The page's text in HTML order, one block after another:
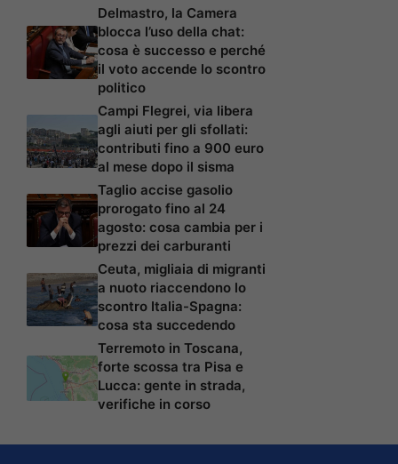
Delmastro, la Camera
blocca l’uso della chat:
cosa è successo e perché
il voto accende lo scontro
politico
Campi Flegrei, via libera
agli aiuti per gli sfollati:
contributi fino a 900 euro
al mese dopo il sisma
Taglio accise gasolio
prorogato fino al 24
agosto: cosa cambia per i
prezzi dei carburanti
Ceuta, migliaia di migranti
a nuoto riaccendono lo
scontro Italia-Spagna:
cosa sta succedendo
Terremoto in Toscana,
forte scossa tra Pisa e
Lucca: gente in strada,
verifiche in corso